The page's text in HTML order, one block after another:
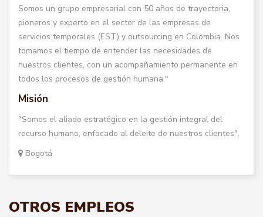
Somos un grupo empresarial con 50 años de trayectoria,
pioneros y experto en el sector de las empresas de
servicios temporales (EST) y outsourcing en Colombia. Nos
tomamos el tiempo de entender las necesidades de
nuestros clientes, con un acompañamiento permanente en
todos los procesos de gestión humana."
Misión
"Somos el aliado estratégico en la gestión integral del
recurso humano, enfocado al deleite de nuestros clientes".
Bogotá
OTROS EMPLEOS